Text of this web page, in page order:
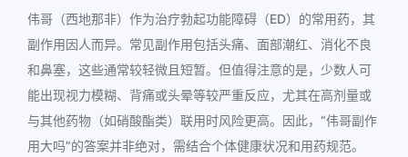
伟哥（西地那非）作为治疗勃起功能障碍（ED）的常用药，其
副作用因人而异。常见副作用包括头痛、面部潮红、消化不良
和鼻塞，这些通常较轻微且短暂。但值得注意的是，少数人可
能出现视力模糊、背痛或头晕等较严重反应，尤其在高剂量或
与其他药物（如硝酸酯类）联用时风险更高。因此，“伟哥副作
用大吗”的答案并非绝对，需结合个体健康状况和用药规范。